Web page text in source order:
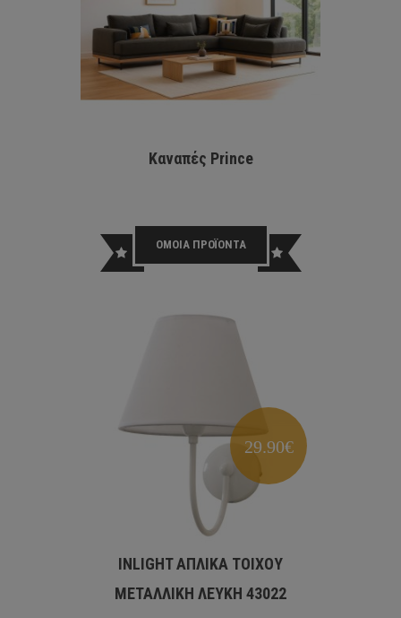
Kαναπές Prince
ΟΜΟΙΑ ΠΡΟΪΟΝΤΑ
29.90€
INLIGHT ΑΠΛΙΚΑ ΤΟΙΧΟΥ
ΜΕΤΑΛΛΙΚΗ ΛΕΥΚΗ 43022